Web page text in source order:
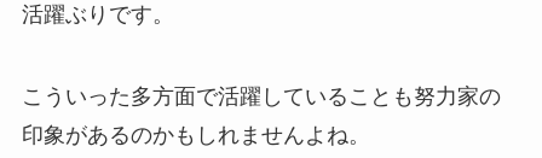
活躍ぶりです。
こういった多方面で活躍していることも努力家の
印象があるのかもしれませんよね。